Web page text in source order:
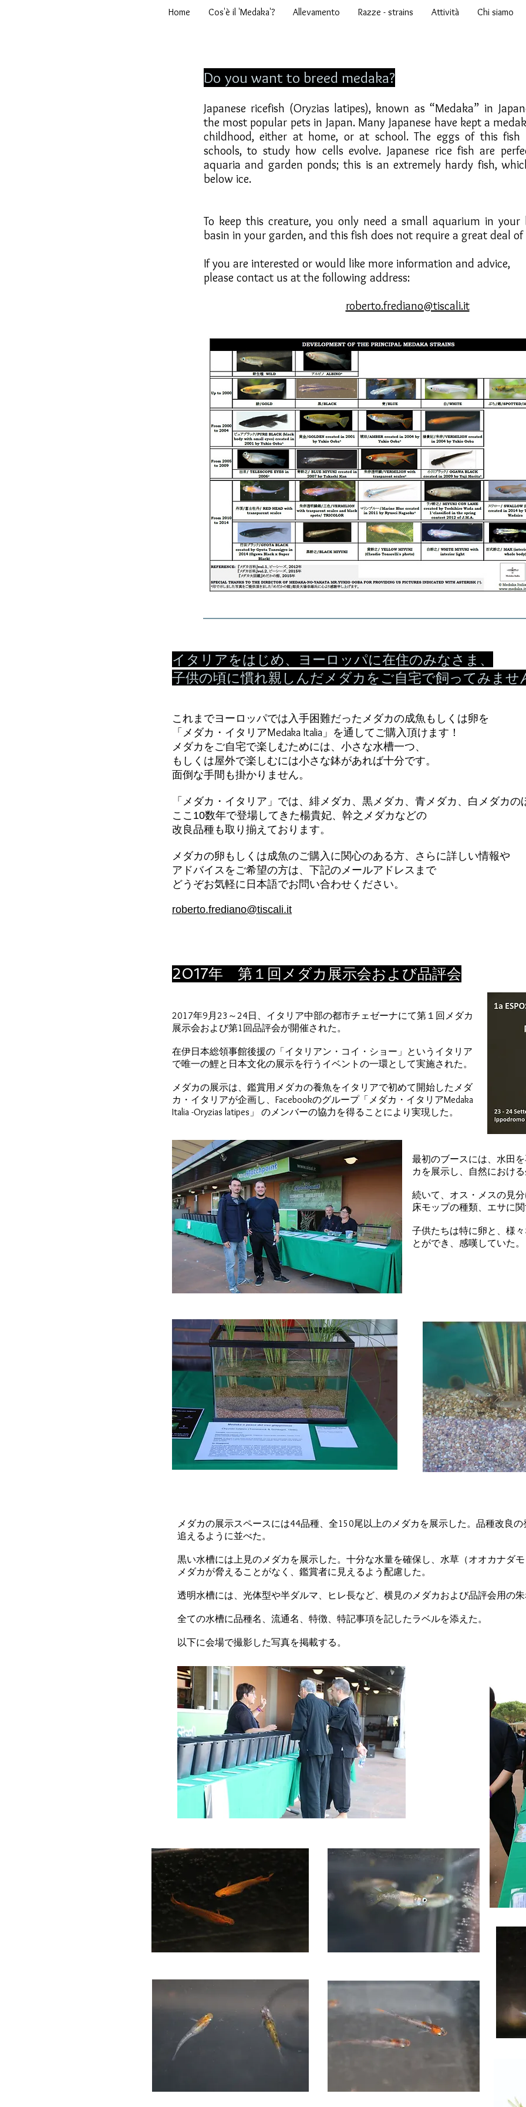
Home Cos'è il 'Medaka'? Allevamento Razze - strains Attività Chi siamo
Do you want to breed medaka?
Japanese ricefish (Oryzias latipes), known as “Medaka” in
the most popular pets in Japan. Many Japanese have kept a
childhood, either at home, or at school. The eggs of this fish
schools, to study how cells evolve. Japanese rice fish are
aquaria and garden ponds; this is an extremely hardy fish,
below ice.
To keep this creature, you only need a small aquarium in
basin in your garden, and this fish does not require a great deal of
If you are interested or would like more information and advice,
please contact us at the following address:
roberto.frediano@tiscali.it
イタリアをはじめ、ヨーロッパに在住のみなさま、
子供の頃に慣れ親しんだメダカをご自宅で飼ってみませ
これまでヨーロッパでは入手困難だったメダカの成魚もしくは卵を
「メダカ・イタリアMedaka Italia」を通してご購入頂けます！
メダカをご自宅で楽しむためには、小さな水槽一つ、
もしくは屋外で楽しむには小さな鉢があれば十分です。
面倒な手間も掛かりません。
「メダカ・イタリア」では、緋メダカ、黒メダカ、青メダカ、白メダカの
ここ10数年で登場してきた楊貴妃、幹之メダカなどの
改良品種も取り揃えております。
メダカの卵もしくは成魚のご購入に関心のある方、さらに詳しい情報や
アドバイスをご希望の方は、下記のメールアドレスまで
どうぞお気軽に日本語でお問い合わせください。
roberto.frediano@tiscali.it
2017年 第１回メダカ展示会および品評会
2017年9月23～24日、イタリア中部の都市チェゼーナにて第１回メダカ
展示会および第1回品評会が開催された。
在伊日本総領事館後援の「イタリアン・コイ・ショー」というイタリア
で唯一の鯉と日本文化の展示を行うイベントの一環として実施された。
メダカの展示は、鑑賞用メダカの養魚をイタリアで初めて開始したメダ
カ・イタリアが企画し、Facebookのグループ「メダカ・イタリアMedaka
Italia -Oryzias latipes」 のメンバーの協力を得ることにより実現した。
最初のブースには、水田
カを展示し、自然におけ
続いて、オス・メスの見
床モップの種類、エサに
子供たちは特に卵と、様
とができ、感嘆していた。
メダカの展示スペースには44品種、全150尾以上のメダカを展示した。品種改良
追えるように並べた。
黒い水槽には上見のメダカを展示した。十分な水量を確保し、水草（オオカナダ
メダカが脅えることがなく、鑑賞者に見えるよう配慮した。
透明水槽には、光体型や半ダルマ、ヒレ長など、横見のメダカおよび品評会用の
全ての水槽に品種名、流通名、特徴、特記事項を記したラベルを添えた。
以下に会場で撮影した写真を掲載する。